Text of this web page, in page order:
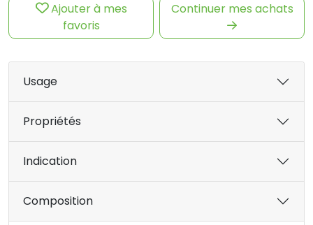
Ajouter à mes
favoris
Continuer mes achats
Usage
Propriétés
Indication
Composition